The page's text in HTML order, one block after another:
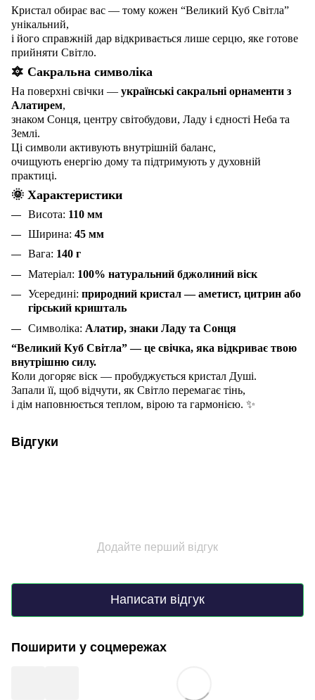
Кристал обирає вас — тому кожен “Великий Куб Світла”
унікальний,
і його справжній дар відкривається лише серцю, яке готове
прийняти Світло.
🔯 Сакральна символіка
На поверхні свічки — українські сакральні орнаменти з
Алатирем,
знаком Сонця, центру світобудови, Ладу і єдності Неба та
Землі.
Ці символи активують внутрішній баланс,
очищують енергію дому та підтримують у духовній
практиці.
🌞 Характеристики
Висота: 110 мм
Ширина: 45 мм
Вага: 140 г
Матеріал: 100% натуральний бджолиний віск
Усередині: природний кристал — аметист, цитрин або
гірський кришталь
Символіка: Алатир, знаки Ладу та Сонця
“Великий Куб Світла” — це свічка, яка відкриває твою
внутрішню силу.
Коли догоряє віск — пробуджується кристал Душі.
Запали її, щоб відчути, як Світло перемагає тінь,
і дім наповнюється теплом, вірою та гармонією. ✨
Відгуки
Додайте перший відгук
Написати відгук
Поширити у соцмережах